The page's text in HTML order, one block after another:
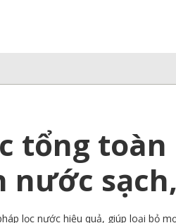
tổng
nước
lọc nước hiệu quả, giúp loại bỏ